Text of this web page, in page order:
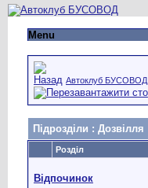
Menu
Автоклуб БУСОВОД
Підрозділи : Дозвілля
Розділ
Відпочинок